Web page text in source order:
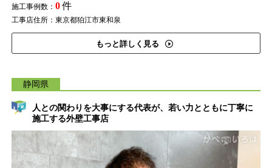
施工事例数： 0件
工事店住所：東京都狛江市東和泉
もっと詳しく見る
静岡県
人との関わりを大事にする代表が、若い力とともに丁寧に
施工する外壁工事店